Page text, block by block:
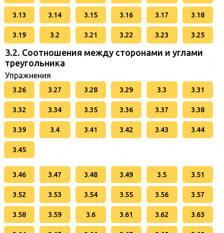
3.13 3.14 3.15 3.16 3.17 3.18
3.19 3.2 3.21 3.22 3.23 3.25
3.2. Соотношения между сторонами и углами
треугольника
Упражнения
3.26 3.27 3.28 3.29 3.3 3.31
3.32 3.34 3.35 3.36 3.37 3.38
3.39 3.4 3.41 3.42 3.43 3.44
3.45
3.46 3.47 3.48 3.49 3.5 3.51
3.52 3.53 3.54 3.55 3.56 3.57
3.58 3.59 3.6 3.61 3.62 3.63